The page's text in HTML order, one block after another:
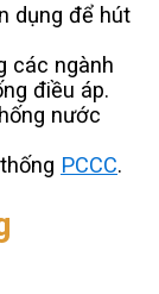
dụng để hút
các ngành
điều áp.
nước
PCCC.